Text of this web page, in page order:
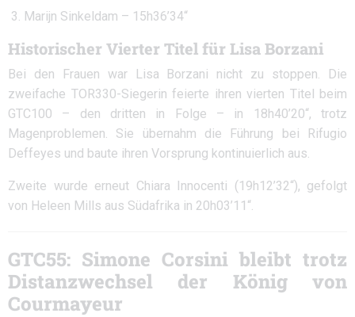
Marijn Sinkeldam – 15h36’34“
Historischer Vierter Titel für Lisa Borzani
Bei den Frauen war Lisa Borzani nicht zu stoppen. Die
zweifache TOR330-Siegerin feierte ihren vierten Titel beim
GTC100 – den dritten in Folge – in 18h40’20“, trotz
Magenproblemen. Sie übernahm die Führung bei Rifugio
Deffeyes und baute ihren Vorsprung kontinuierlich aus.
Zweite wurde erneut Chiara Innocenti (19h12’32“), gefolgt
von Heleen Mills aus Südafrika in 20h03’11“.
GTC55: Simone Corsini bleibt trotz
Distanzwechsel der König von
Courmayeur